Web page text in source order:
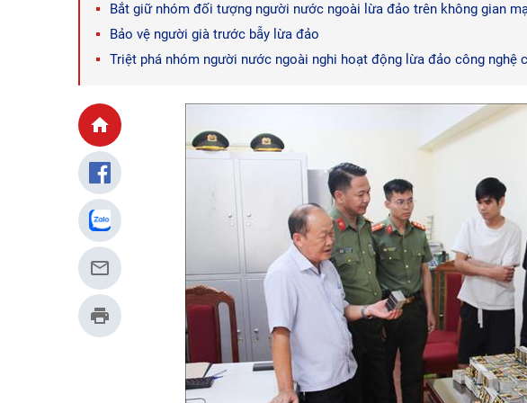
Bắt giữ nhóm đối tượng người nước ngoài lừa đảo trên không gian
Bảo vệ người già trước bẫy lừa đảo
Triệt phá nhóm người nước ngoài nghi hoạt động lừa đảo công nghệ